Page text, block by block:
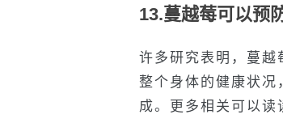
13.蔓越莓可以预
许多研究表明，蔓越
整个身体的健康状
成。更多相关可以读